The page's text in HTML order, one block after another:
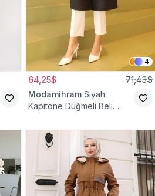
4
64,25$ 71,43$
Modamihram Siyah
Kapitone Düğmeli Beli